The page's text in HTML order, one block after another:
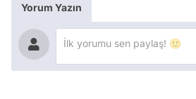
Yorum Yazın